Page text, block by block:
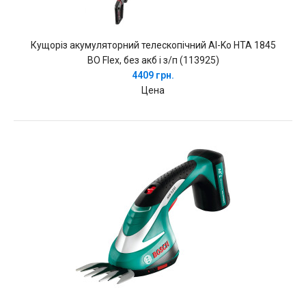
Кущоріз акумуляторний телескопічний Al-Ko HTA 1845
BO Flex, без акб і з/п (113925)
4409 грн.
Цена